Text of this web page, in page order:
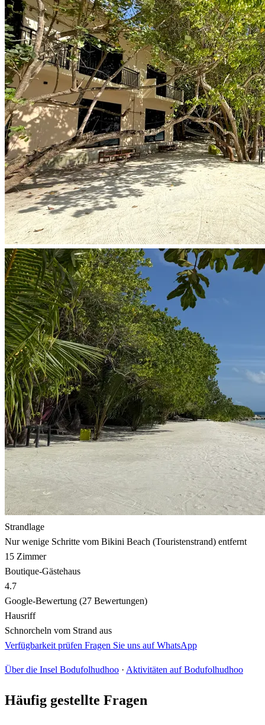
Strandlage
Nur wenige Schritte vom Bikini Beach (Touristenstrand) entfernt
15 Zimmer
Boutique-Gästehaus
4.7
Google-Bewertung (27 Bewertungen)
Hausriff
Schnorcheln vom Strand aus
Verfügbarkeit prüfen Fragen Sie uns auf WhatsApp
Über die Insel Bodufolhudhoo · Aktivitäten auf Bodufolhudhoo
Häufig gestellte Fragen